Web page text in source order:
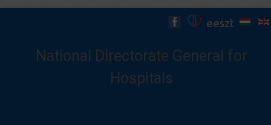
National Directorate General for
Hospitals